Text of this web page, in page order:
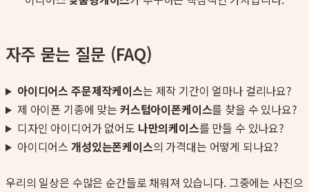
자주 묻는 질문 (FAQ)
아이디어스 주문제작케이스는 제작 기간이 얼마나 걸리나요?
제 아이폰 기종에 맞는 커스텀아이폰케이스를 찾을 수 있나요?
디자인 아이디어가 없어도 나만의케이스를 만들 수 있나요?
아이디어스 개성있는폰케이스의 가격대는 어떻게 되나요?
우리의 일상은 수많은 순간들로 채워져 있습니다. 그중에는 사진으